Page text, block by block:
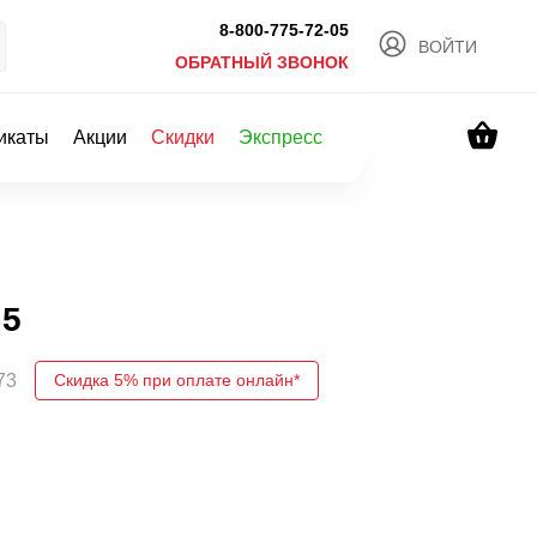
8-800-775-72-05
ОБРАТНЫЙ ЗВОНОК
ВОЙТИ
Акции Скидки Экспресс
Скидка 5% при оплате онлайн*